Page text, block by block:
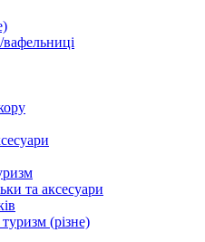
та аксесуари
(різне)